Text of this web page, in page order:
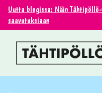
Uutta blogissa: Näin
saavutuksiaan